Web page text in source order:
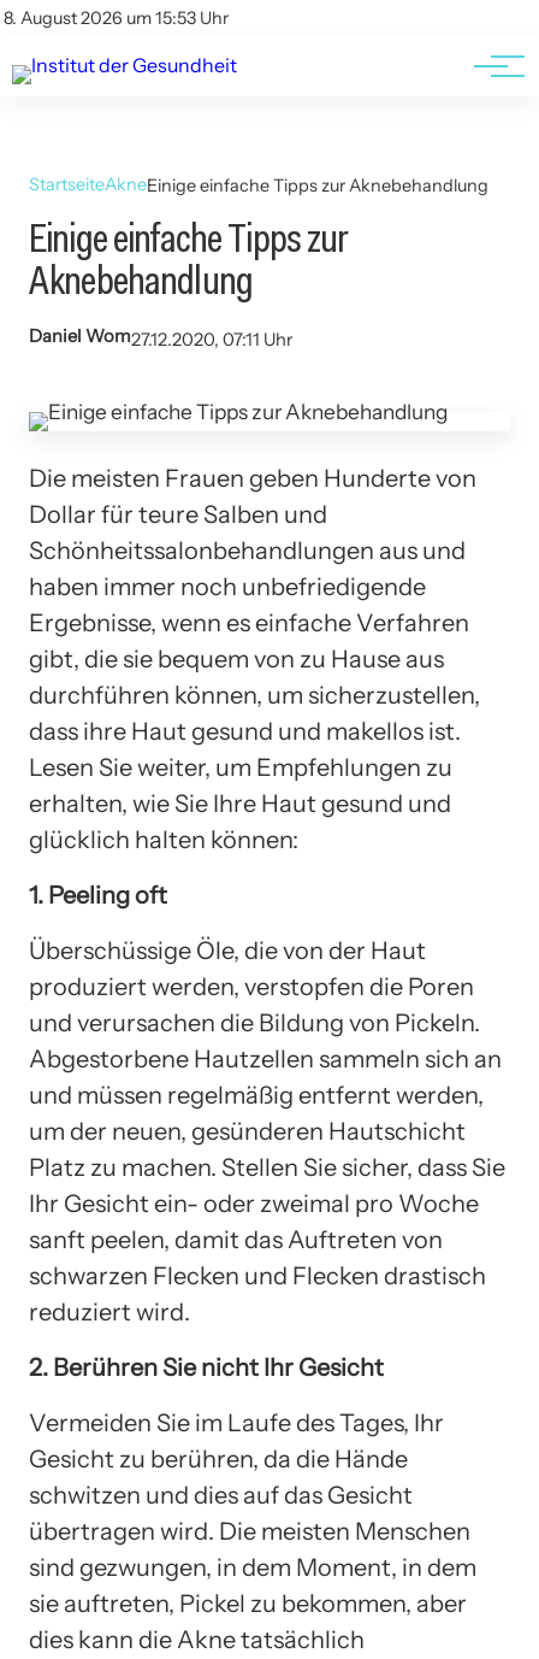
8. August 2026 um 15:53 Uhr
Kontakt
Kontakt
AGBs
StartseiteAkneEinige einfache Tipps zur Aknebehandlung
Einige einfache Tipps zur
Aknebehandlung
Daniel Wom27.12.2020, 07:11 Uhr
Die meisten Frauen geben Hunderte von
Dollar für teure Salben und
Schönheitssalonbehandlungen aus und
haben immer noch unbefriedigende
Ergebnisse, wenn es einfache Verfahren
gibt, die sie bequem von zu Hause aus
durchführen können, um sicherzustellen,
dass ihre Haut gesund und makellos ist.
Lesen Sie weiter, um Empfehlungen zu
erhalten, wie Sie Ihre Haut gesund und
glücklich halten können:
1. Peeling oft
Überschüssige Öle, die von der Haut
produziert werden, verstopfen die Poren
und verursachen die Bildung von Pickeln.
Abgestorbene Hautzellen sammeln sich an
und müssen regelmäßig entfernt werden,
um der neuen, gesünderen Hautschicht
Platz zu machen. Stellen Sie sicher, dass Sie
Ihr Gesicht ein- oder zweimal pro Woche
sanft peelen, damit das Auftreten von
schwarzen Flecken und Flecken drastisch
reduziert wird.
2. Berühren Sie nicht Ihr Gesicht
Vermeiden Sie im Laufe des Tages, Ihr
Gesicht zu berühren, da die Hände
schwitzen und dies auf das Gesicht
übertragen wird. Die meisten Menschen
sind gezwungen, in dem Moment, in dem
sie auftreten, Pickel zu bekommen, aber
dies kann die Akne tatsächlich